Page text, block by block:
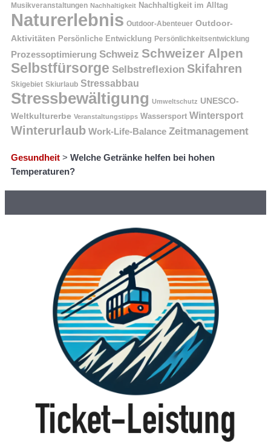
Musikveranstaltungen Nachhaltigkeit Nachhaltigkeit im Alltag
Naturerlebnis Outdoor-Abenteuer Outdoor-
Aktivitäten Persönliche Entwicklung Persönlichkeitsentwicklung
Prozessoptimierung Schweiz Schweizer Alpen
Selbstfürsorge Selbstreflexion Skifahren
Skigebiet Skiurlaub Stressabbau
Stressbewältigung Umweltschutz UNESCO-
Weltkulturerbe Veranstaltungstipps Wassersport Wintersport
Winterurlaub Work-Life-Balance Zeitmanagement
Gesundheit > Welche Getränke helfen bei hohen
Temperaturen?